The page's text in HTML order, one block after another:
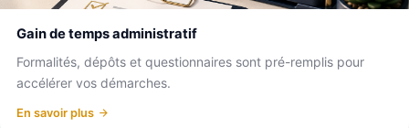
Gain de temps administratif
Formalités, dépôts et questionnaires sont pré-remplis pour
accélérer vos démarches.
En savoir plus